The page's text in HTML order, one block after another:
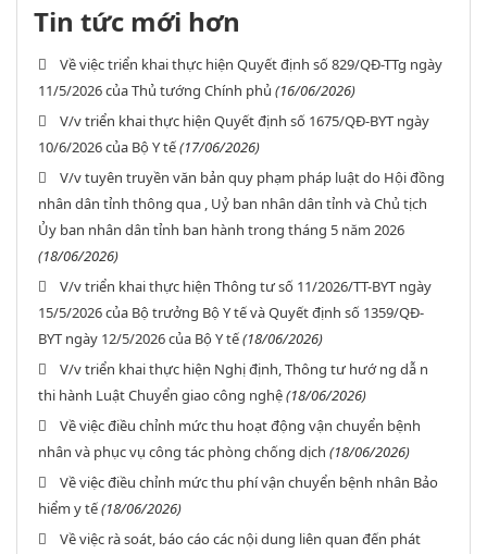
Tin tức mới hơn
Về việc triển khai thực hiện Quyết định số 829/QĐ-TTg ngày
11/5/2026 của Thủ tướng Chính phủ (16/06/2026)
V/v triển khai thực hiện Quyết định số 1675/QĐ-BYT ngày
10/6/2026 của Bộ Y tế(17/06/2026)
V/v tuyên truyền văn bản quy phạm pháp luật do Hội đồng
nhân dân tỉnh thông qua , Uỷ ban nhân dân tỉnh và Chủ tịch
Ủy ban nhân dân tỉnh ban hành trong tháng 5 năm 2026
(18/06/2026)
V/v triển khai thực hiện Thông tư số 11/2026/TT-BYT ngày
15/5/2026 của Bộ trưởng Bộ Y tế và Quyết định số 1359/QĐ-
BYT ngày 12/5/2026 của Bộ Y tế(18/06/2026)
V/v triển khai thực hiện Nghị định, Thông tư hướ ng dẫ n
thi hành Luật Chuyển giao công nghệ(18/06/2026)
Về việc điều chỉnh mức thu hoạt động vận chuyển bệnh
nhân và phục vụ công tác phòng chống dịch (18/06/2026)
Về việc điều chỉnh mức thu phí vận chuyển bệnh nhân Bảo
hiểm y tế(18/06/2026)
Về việc rà soát, báo cáo các nội dung liên quan đến phát